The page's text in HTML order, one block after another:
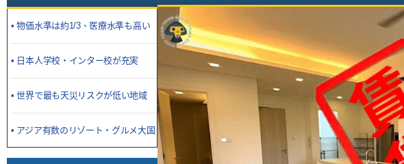
• 物価水準は約1/3、医療水準も高い
• 日本人学校・インター校が充実
• 世界で最も天災リスクが低い地域
• アジア有数のリゾート・グルメ大国